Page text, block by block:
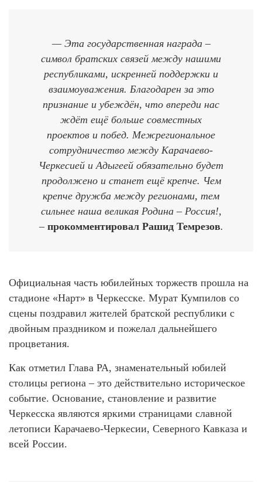
— Эта государственная награда –
символ братских связей между нашими
республиками, искренней поддержки и
взаимоуважения. Благодарен за это
признание и убеждён, что впереди нас
ждёт ещё больше совместных
проектов и побед. Межрегиональное
сотрудничество между Карачаево-
Черкесией и Адыгеей обязательно будет
продолжено и станет ещё крепче. Чем
крепче дружба между регионами, тем
сильнее наша великая Родина – Россия!,
– прокомментировал Рашид Темрезов.
Официальная часть юбилейных торжеств прошла на
стадионе «Нарт» в Черкесске. Мурат Кумпилов со
сцены поздравил жителей братской республики с
двойным праздником и пожелал дальнейшего
процветания.
Как отметил Глава РА, знаменательный юбилей
столицы региона – это действительно историческое
событие. Основание, становление и развитие
Черкесска являются яркими страницами славной
летописи Карачаево-Черкесии, Северного Кавказа и
всей России.